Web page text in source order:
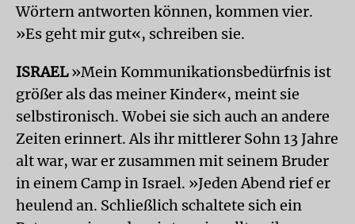
Wörtern antworten können, kommen vier.
»Es geht mir gut«, schreiben sie.
ISRAEL»Mein Kommunikationsbedürfnis ist
größer als das meiner Kinder«, meint sie
selbstironisch. Wobei sie sich auch an andere
Zeiten erinnert. Als ihr mittlerer Sohn 13 Jahre
alt war, war er zusammen mit seinem Bruder
in einem Camp in Israel. »Jeden Abend rief er
heulend an. Schließlich schaltete sich ein